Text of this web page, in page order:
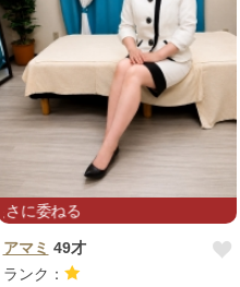
オーガニック精油なども持っ
る
アマミ 49才
ランク：